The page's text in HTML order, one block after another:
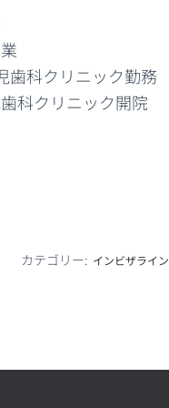
歯科クリニック勤務
科クリニック開院
カテゴリー: インビザライン